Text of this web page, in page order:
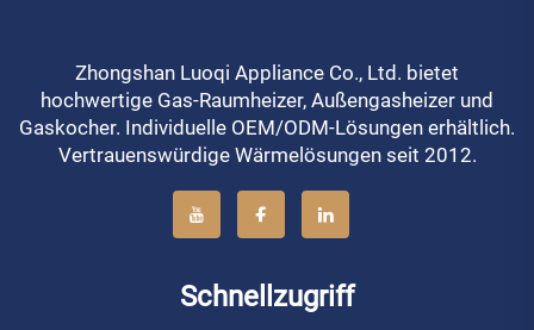
Zhongshan Luoqi Appliance Co., Ltd. bietet
hochwertige Gas-Raumheizer, Außengasheizer und
Gaskocher. Individuelle OEM/ODM-Lösungen erhältlich.
Vertrauenswürdige Wärmelösungen seit 2012.
Schnellzugriff